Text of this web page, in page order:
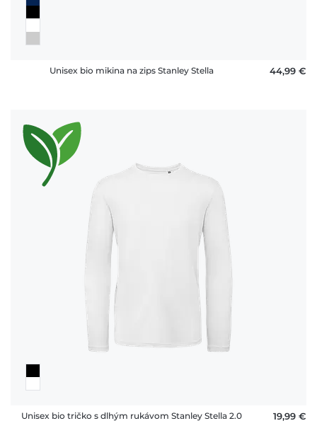
Unisex bio mikina na zips Stanley Stella 44,99 €
Unisex bio tričko s dlhým rukávom Stanley Stella 2.0 19,99 €